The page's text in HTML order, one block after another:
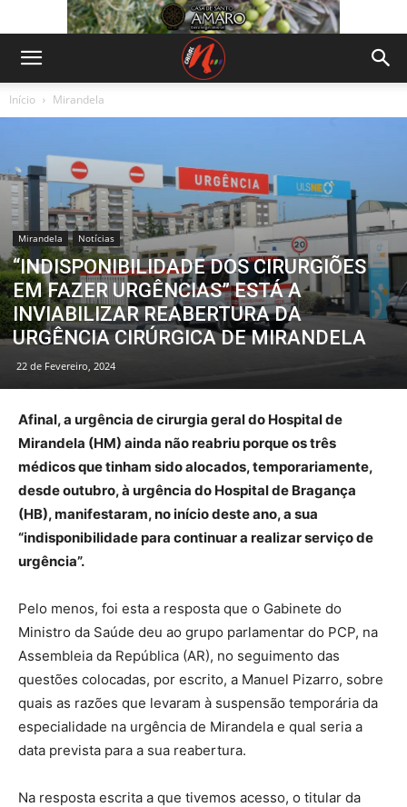
Início Mirandela
Mirandela Notícias
“INDISPONIBILIDADE DOS CIRURGIÕES
EM FAZER URGÊNCIAS” ESTÁ A
INVIABILIZAR REABERTURA DA
URGÊNCIA CIRÚRGICA DE MIRANDELA
22 de Fevereiro, 2024
Afinal, a urgência de cirurgia geral do Hospital de
Mirandela (HM) ainda não reabriu porque os três
médicos que tinham sido alocados, temporariamente,
desde outubro, à urgência do Hospital de Bragança
(HB), manifestaram, no início deste ano, a sua
“indisponibilidade para continuar a realizar serviço de
urgência”.
Pelo menos, foi esta a resposta que o Gabinete do
Ministro da Saúde deu ao grupo parlamentar do PCP, na
Assembleia da República (AR), no seguimento das
questões colocadas, por escrito, a Manuel Pizarro, sobre
quais as razões que levaram à suspensão temporária da
especialidade na urgência de Mirandela e qual seria a
data prevista para a sua reabertura.
Na resposta escrita a que tivemos acesso, o titular da